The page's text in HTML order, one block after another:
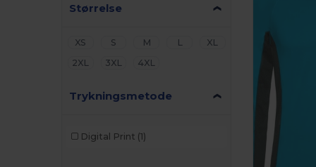
Størrelse
XS S M L
XL
2XL
3XL 4XL
Trykningsmetode
Digital Print (1)